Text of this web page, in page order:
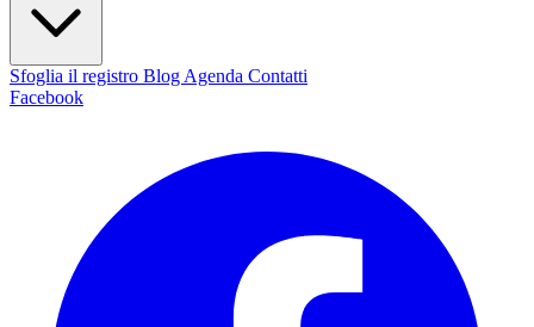
Sfoglia il registro Blog Agenda Contatti
Facebook